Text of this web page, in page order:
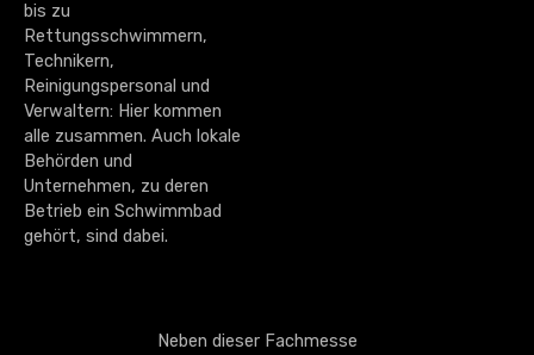
bis zu
Rettungsschwimmern,
Technikern,
Reinigungspersonal und
Verwaltern: Hier kommen
alle zusammen. Auch lokale
Behörden und
Unternehmen, zu deren
Betrieb ein Schwimmbad
gehört, sind dabei.
Neben dieser Fachmesse